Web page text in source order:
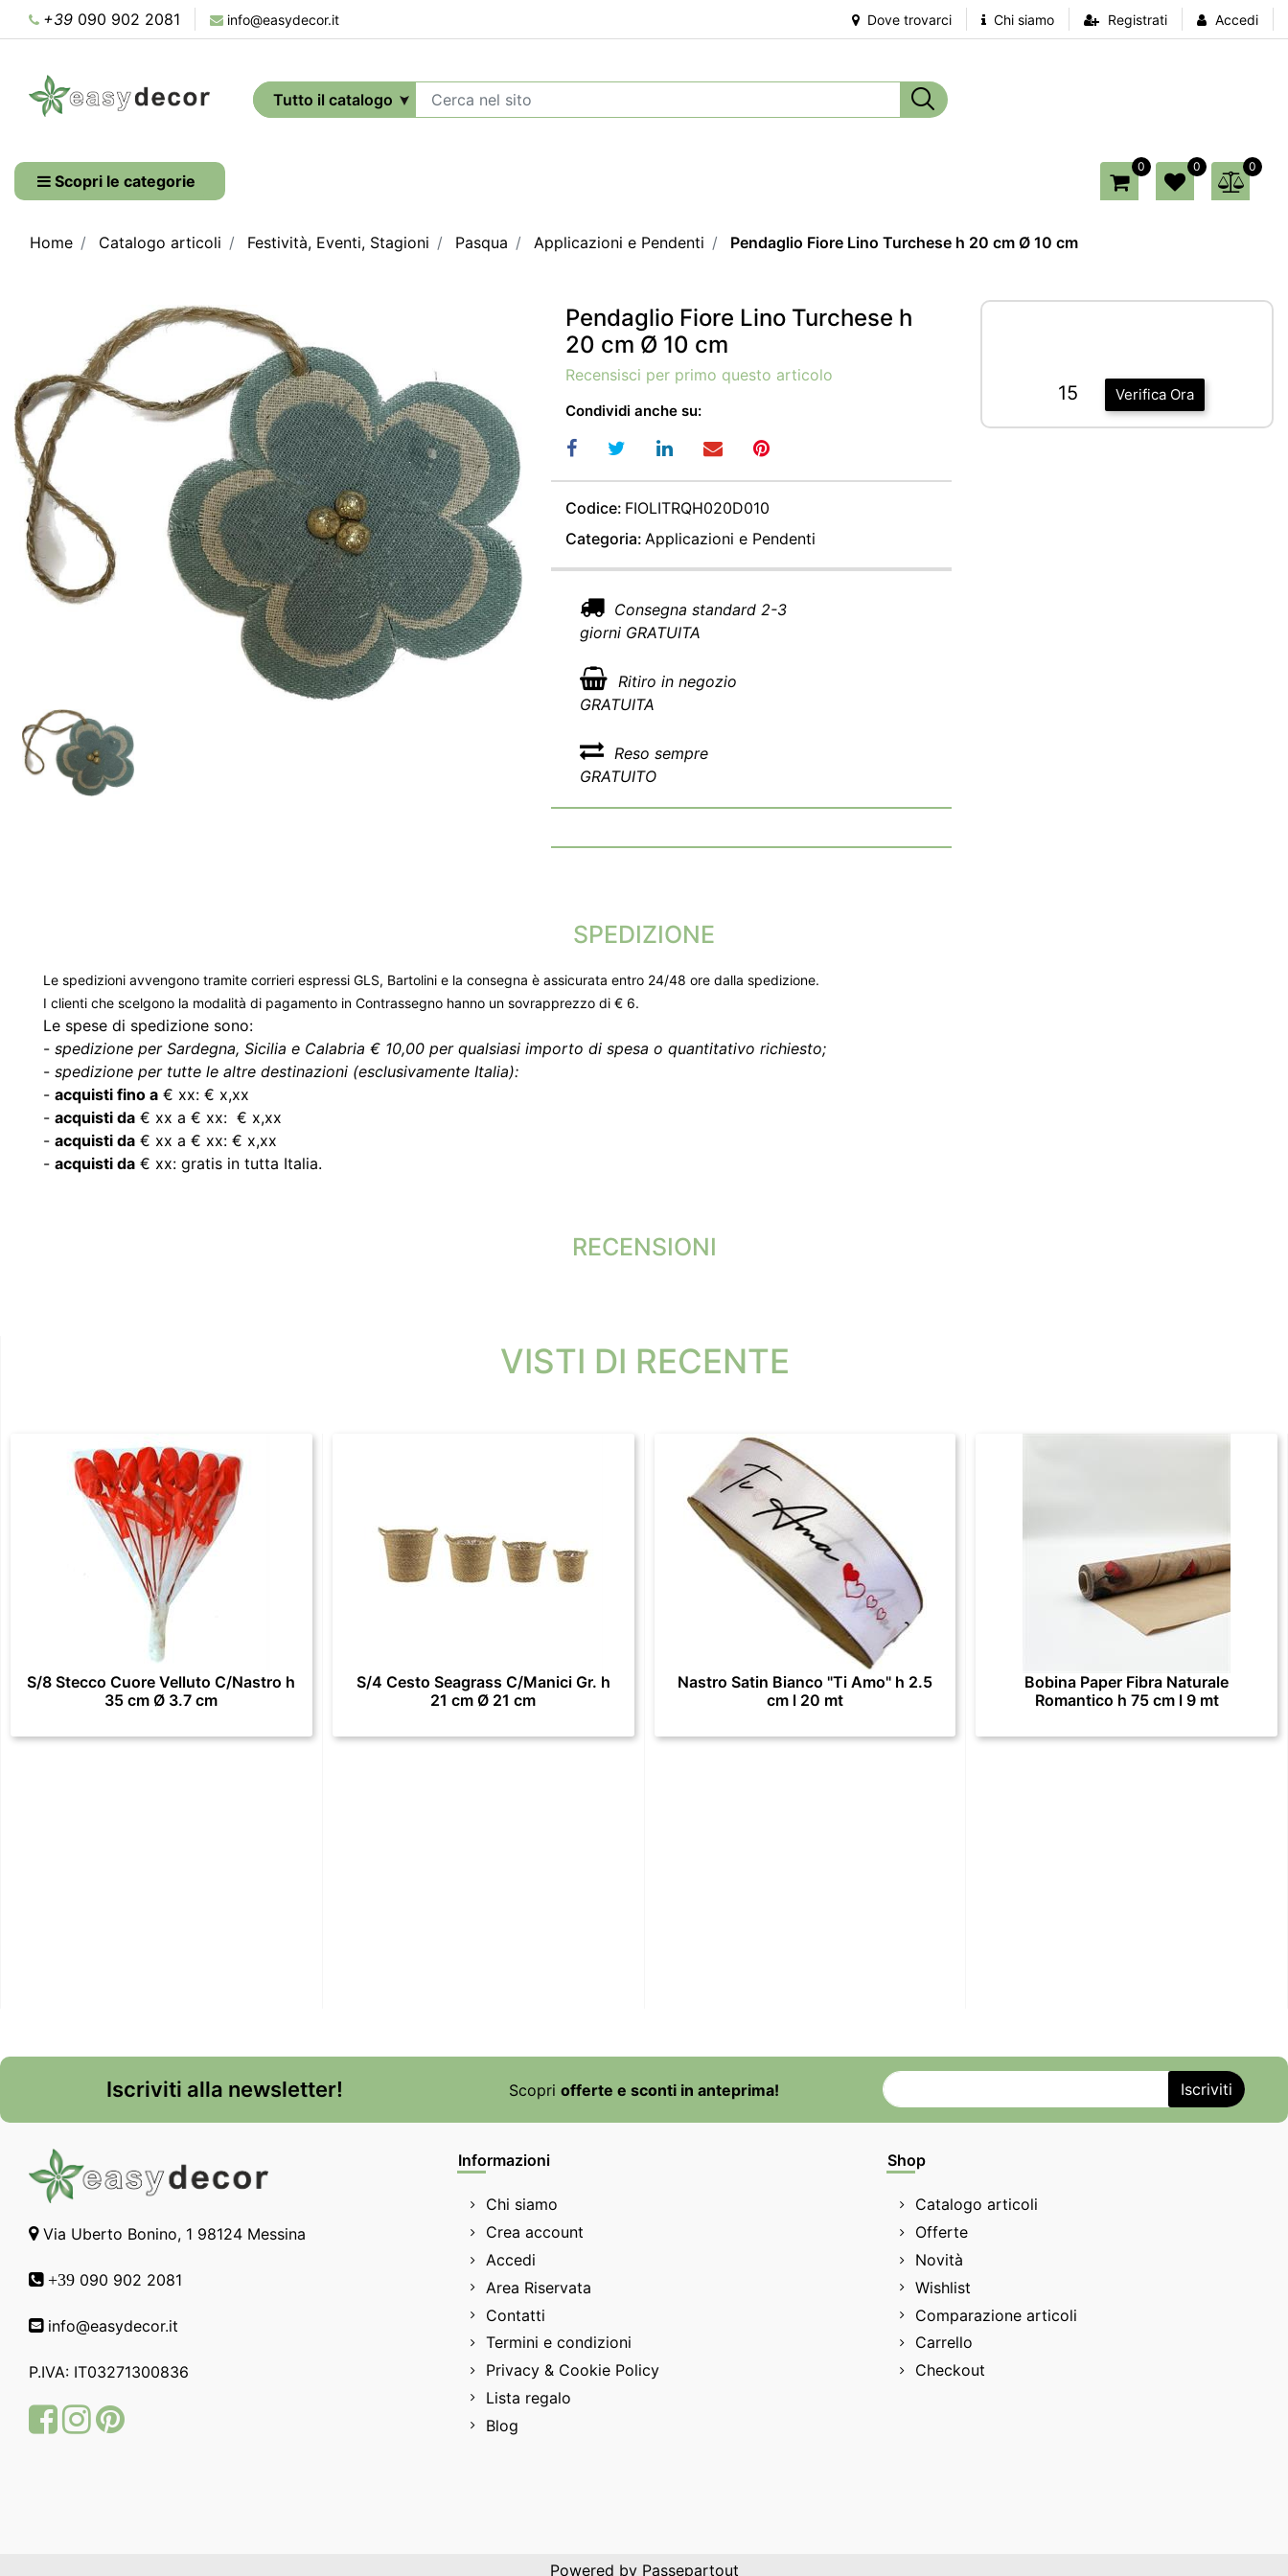
+39 090 902 2081 info@easydecor.it Dove trovarci Chi siamo Registrati Accedi
Scopri le categorie
0 0 0
Home Catalogo articoli Festività, Eventi, Stagioni Pasqua Applicazioni e Pendenti Pendaglio Fiore Lino Turchese h 20 cm Ø 10 cm
Pendaglio Fiore Lino Turchese h
20 cm Ø 10 cm
Recensisci per primo questo articolo
Condividi anche su:
Codice: FIOLITRQH020D010
Categoria: Applicazioni e Pendenti
Consegna standard 2-3
giorni GRATUITA
Ritiro in negozio
GRATUITA
Reso sempre
GRATUITO
Verifica Ora
15
SPEDIZIONE
Le spedizioni avvengono tramite corrieri espressi GLS, Bartolini e la consegna è assicurata entro 24/48 ore dalla spedizione.
I clienti che scelgono la modalità di pagamento in Contrassegno hanno un sovrapprezzo di € 6.
Le spese di spedizione sono:
- spedizione per Sardegna, Sicilia e Calabria € 10,00 per qualsiasi importo di spesa o quantitativo richiesto;
- spedizione per tutte le altre destinazioni (esclusivamente Italia):
- acquisti fino a € xx: € x,xx
- acquisti da € xx a € xx: € x,xx
- acquisti da € xx a € xx: € x,xx
- acquisti da € xx: gratis in tutta Italia.
RECENSIONI
VISTI DI RECENTE
S/8 Stecco Cuore Velluto C/Nastro h
35 cm Ø 3.7 cm
S/4 Cesto Seagrass C/Manici Gr. h
21 cm Ø 21 cm
Nastro Satin Bianco "Ti Amo" h 2.5
cm l 20 mt
Bobina Paper Fibra Naturale
Romantico h 75 cm l 9 mt
Iscriviti alla newsletter! Scopri offerte e sconti in anteprima!
Via Uberto Bonino, 1 98124 Messina
+39 090 902 2081
info@easydecor.it
P.IVA: IT03271300836
FacebookInstagram
Pinterest
Informazioni
Chi siamo
Crea account
Accedi
Area Riservata
Contatti
Termini e condizioni
Privacy & Cookie Policy
Lista regalo
Blog
Shop
Catalogo articoli
Offerte
Novità
Wishlist
Comparazione articoli
Carrello
Checkout
Powered by Passepartout